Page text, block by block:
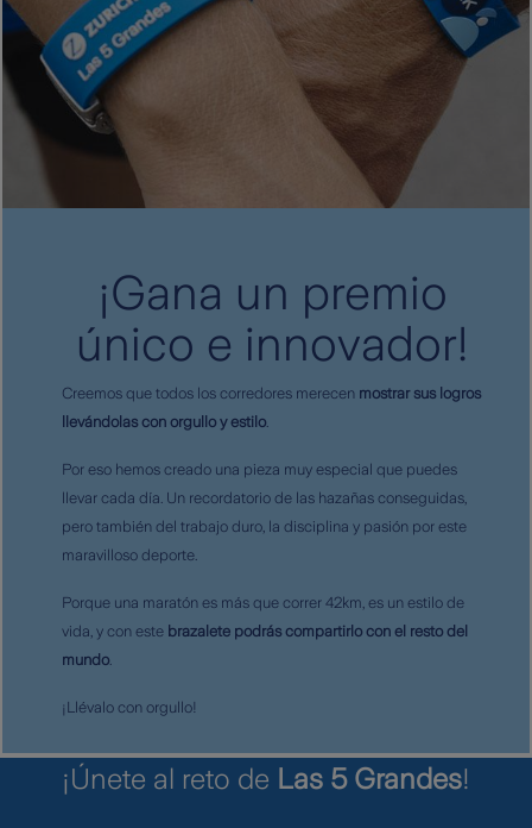
¡Gana un premio
único e innovador!
Creemos que todos los corredores merecen mostrar sus logros
llevándolas con orgullo y estilo.
Por eso hemos creado una pieza muy especial que puedes
llevar cada día. Un recordatorio de las hazañas conseguidas,
pero también del trabajo duro, la disciplina y pasión por este
maravilloso deporte.
Porque una maratón es más que correr 42km, es un estilo de
vida, y con este brazalete podrás compartirlo con el resto del
mundo.
¡Llévalo con orgullo!
¡Únete al reto de Las 5 Grandes!